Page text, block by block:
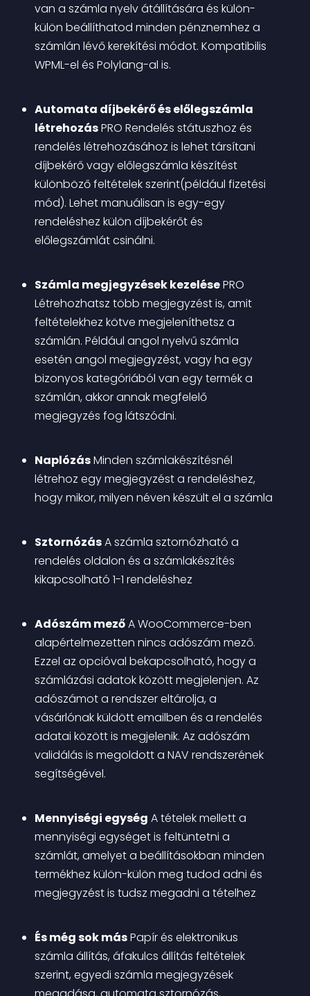
van a számla nyelv átállítására és külön-
külön beállíthatod minden pénznemhez a
számlán lévő kerekítési módot. Kompatibilis
WPML-el és Polylang-al is.
Automata díjbekérő és előlegszámla
létrehozásPRO Rendelés státuszhoz és
rendelés létrehozásához is lehet társítani
díjbekérő vagy előlegszámla készítést
különböző feltételek szerint(például fizetési
mód). Lehet manuálisan is egy-egy
rendeléshez külön díjbekérőt és
előlegszámlát csinálni.
Számla megjegyzések kezelésePRO
Létrehozhatsz több megjegyzést is, amit
feltételekhez kötve megjeleníthetsz a
számlán. Például angol nyelvű számla
esetén angol megjegyzést, vagy ha egy
bizonyos kategóriából van egy termék a
számlán, akkor annak megfelelő
megjegyzés fog látszódni.
Naplózás Minden számlakészítésnél
létrehoz egy megjegyzést a rendeléshez,
hogy mikor, milyen néven készült el a számla
Sztornózás A számla sztornózható a
rendelés oldalon és a számlakészítés
kikapcsolható 1-1 rendeléshez
Adószám mező A WooCommerce-ben
alapértelmezetten nincs adószám mező.
Ezzel az opcióval bekapcsolható, hogy a
számlázási adatok között megjelenjen. Az
adószámot a rendszer eltárolja, a
vásárlónak küldött emailben és a rendelés
adatai között is megjelenik. Az adószám
validálás is megoldott a NAV rendszerének
segítségével.
Mennyiségi egység A tételek mellett a
mennyiségi egységet is feltüntetni a
számlát, amelyet a beállításokban minden
termékhez külön-külön meg tudod adni és
megjegyzést is tudsz megadni a tételhez
És még sok más Papír és elektronikus
számla állítás, áfakulcs állítás feltételek
szerint, egyedi számla megjegyzések